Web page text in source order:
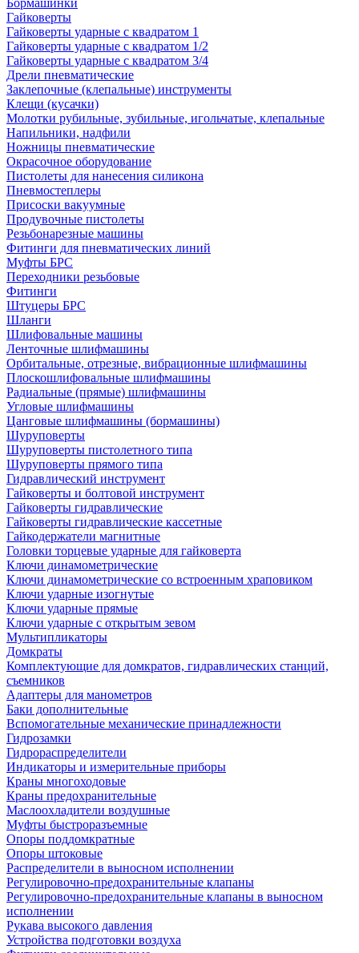
Бормашинки
Гайковерты
Гайковерты ударные с квадратом 1
Гайковерты ударные с квадратом 1/2
Гайковерты ударные с квадратом 3/4
Дрели пневматические
Заклепочные (клепальные) инструменты
Клещи (кусачки)
Молотки рубильные, зубильные, игольчатые, клепальные
Напильники, надфили
Ножницы пневматические
Окрасочное оборудование
Пистолеты для нанесения силикона
Пневмостеплеры
Присоски вакуумные
Продувочные пистолеты
Резьбонарезные машины
Фитинги для пневматических линий
Муфты БРС
Переходники резьбовые
Фитинги
Штуцеры БРС
Шланги
Шлифовальные машины
Ленточные шлифмашины
Орбитальные, отрезные, вибрационные шлифмашины
Плоскошлифовальные шлифмашины
Радиальные (прямые) шлифмашины
Угловые шлифмашины
Цанговые шлифмашины (бормашины)
Шуруповерты
Шуруповерты пистолетного типа
Шуруповерты прямого типа
Гидравлический инструмент
Гайковерты и болтовой инструмент
Гайковерты гидравлические
Гайковерты гидравлические кассетные
Гайкодержатели магнитные
Головки торцевые ударные для гайковерта
Ключи динамометрические
Ключи динамометрические со встроенным храповиком
Ключи ударные изогнутые
Ключи ударные прямые
Ключи ударные с открытым зевом
Мультипликаторы
Домкраты
Комплектующие для домкратов, гидравлических станций,
съемников
Адаптеры для манометров
Баки дополнительные
Вспомогательные механические принадлежности
Гидрозамки
Гидрораспределители
Индикаторы и измерительные приборы
Краны многоходовые
Краны предохранительные
Маслоохладители воздушные
Муфты быстроразъемные
Опоры поддомкратные
Опоры штоковые
Распределители в выносном исполнении
Регулировочно-предохранительные клапаны
Регулировочно-предохранительные клапаны в выносном
исполнении
Рукава высокого давления
Устройства подготовки воздуха